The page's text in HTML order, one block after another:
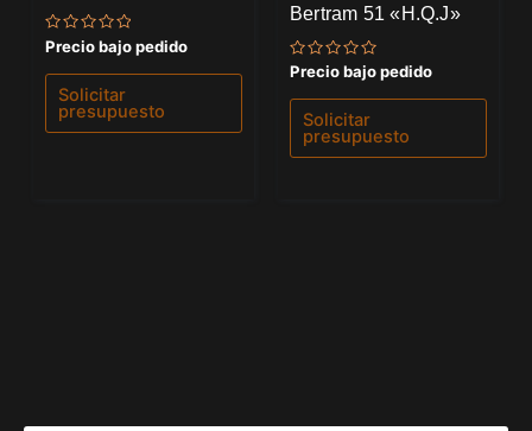
Valorado
con
0
de
Precio bajo pedido
Solicitar
presupuesto
Bertram 51 «H.Q.J»
Valorado
0
de
Precio bajo pedido
Solicitar
presupuesto